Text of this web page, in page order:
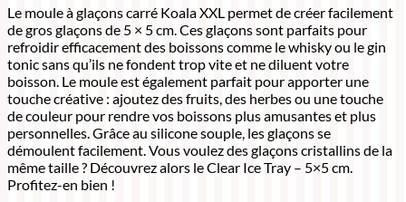
Le moule à glaçons carré Koala XXL permet de créer facilement
de gros glaçons de 5 × 5 cm. Ces glaçons sont parfaits pour
refroidir efficacement des boissons comme le whisky ou le gin
tonic sans qu’ils ne fondent trop vite et ne diluent votre
boisson. Le moule est également parfait pour apporter une
touche créative : ajoutez des fruits, des herbes ou une touche
de couleur pour rendre vos boissons plus amusantes et plus
personnelles. Grâce au silicone souple, les glaçons se
démoulent facilement. Vous voulez des glaçons cristallins de la
même taille ? Découvrez alors le Clear Ice Tray – 5×5 cm.
Profitez-en bien !